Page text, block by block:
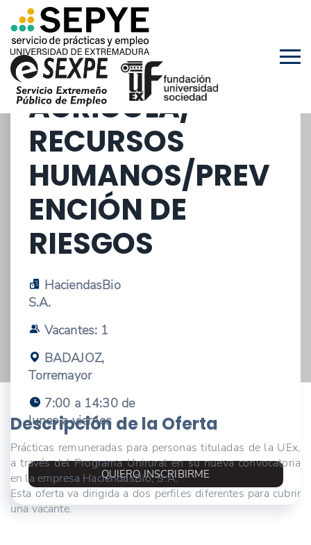
INGENIERO
TÉCNICO
AGRÍCOLA/
RECURSOS
HUMANOS/PREV
ENCIÓN DE
RIESGOS
HaciendasBio
S.A.
Vacantes: 1
BADAJOZ,
Torremayor
7:00 a 14:30 de
lunes a viernes
QUIERO INSCRIBIRME
Descripción de la Oferta
Prácticas remuneradas para personas tituladas de la UEx,
a través del Programa Unirural en su nueva convocatoria
en la empresa HaciendasBio, S.A.
Esta oferta va dirigida a dos perfiles diferentes para cubrir
una vacante.